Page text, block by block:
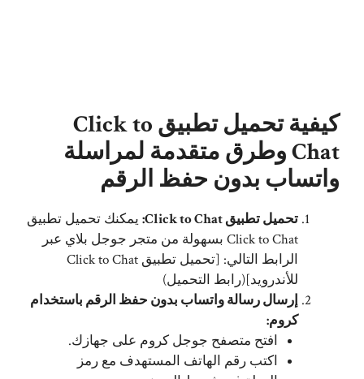
كيفية تحميل تطبيق Click to
Chat وطرق متقدمة لمراسلة
واتساب بدون حفظ الرقم
تحميل تطبيق Click to Chat:
يمكنك تحميل تطبيق
Click to Chat بسهولة من متجر جوجل بلاي عبر
الرابط التالي: [تحميل تطبيق Click to Chat
للأندرويد](رابط التحميل)
إرسال رسالة واتساب بدون حفظ الرقم باستخدام
كروم:
افتح متصفح جوجل كروم على جهازك.
اكتب رقم الهاتف المستهدف مع رمز